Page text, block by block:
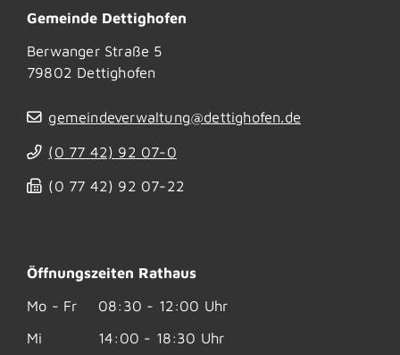
Gemeinde Dettighofen
Berwanger Straße 5
79802 Dettighofen
gemeindeverwaltung@dettighofen.de
(0 77 42) 92 07-0
(0 77 42) 92 07-22
Öffnungszeiten Rathaus
Mo - Fr
08:30 - 12:00 Uhr
Mi
14:00 - 18:30 Uhr